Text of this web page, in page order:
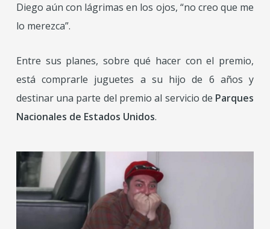
Diego aún con lágrimas en los ojos, “no creo que me
lo merezca”.
Entre sus planes, sobre qué hacer con el premio,
está comprarle juguetes a su hijo de 6 años y
destinar una parte del premio al servicio de Parques
Nacionales de Estados Unidos.